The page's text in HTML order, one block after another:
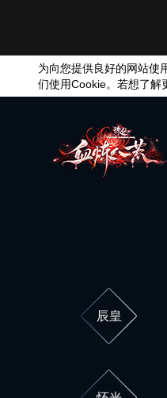
为向您提供良好的网站使
们使用Cookie。若想了解
辰皇